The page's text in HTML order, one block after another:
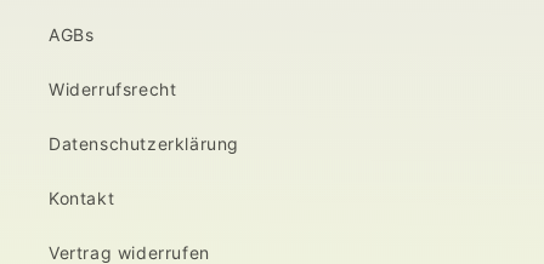
AGBs
Widerrufsrecht
Datenschutzerklärung
Kontakt
Vertrag widerrufen